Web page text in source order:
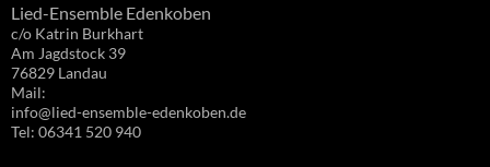
Lied-Ensemble Edenkoben
c/o Katrin Burkhart
Am Jagdstock 39
76829 Landau
Mail:
info@lied-ensemble-edenkoben.de
Tel: 06341 520 940